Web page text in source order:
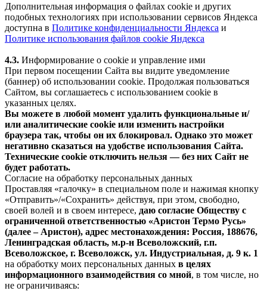
Дополнительная информация о файлах cookie и других
подобных технологиях при использовании сервисов Яндекса
доступна в Политике конфиденциальности Яндекса и
Политике использования файлов cookie Яндекса
4.3. Информирование о cookie и управление ими
При первом посещении Сайта вы видите уведомление
(баннер) об использовании cookie. Продолжая пользоваться
Сайтом, вы соглашаетесь с использованием cookie в
указанных целях.
Вы можете в любой момент удалить функциональные и/
или аналитические cookie или изменить настройки
браузера так, чтобы он их блокировал. Однако это может
негативно сказаться на удобстве использования Сайта.
Технические cookie отключить нельзя — без них Сайт не
будет работать.
Согласие на обработку персональных данных
Проставляя «галочку» в специальном поле и нажимая кнопку
«Отправить»/«Сохранить» действуя, при этом, свободно,
своей волей и в своем интересе, даю согласие Обществу с
ограниченной ответственностью «Аристон Термо Русь»
(далее – Аристон), адрес местонахождения: Россия, 188676,
Ленинградская область, м.р-н Всеволожский, г.п.
Всеволожское, г. Всеволожск, ул. Индустриальная, д. 9 к. 1
на обработку моих персональных данных в целях
информационного взаимодействия со мной, в том числе, но
не ограничиваясь: